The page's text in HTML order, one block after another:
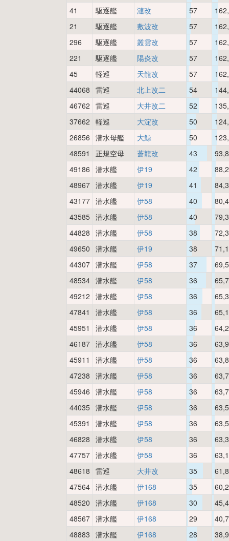
41
駆逐艦 漣改 57
21
駆逐艦 敷波改 57
296
駆逐艦 叢雲改 57
221
駆逐艦 陽炎改 57
45
軽巡 天龍改 57
44068 雷巡 北上改二 54
46762 雷巡 大井改二 52
37662 軽巡 大淀改 50
26856 潜水母艦 大鯨 50
48591
正規空母 蒼龍改 43
49186 潜水艦 伊19 42
48967 潜水艦 伊19 41
43177 潜水艦 伊58 40
43585 潜水艦 伊58 40
44828 潜水艦 伊58 38
49650 潜水艦 伊19 38
44307 潜水艦 伊58 37
48534 潜水艦 伊58 36
49212 潜水艦 伊58 36
47841
潜水艦 伊58 36
45951
潜水艦 伊58 36
46187 潜水艦 伊58 36
45911
潜水艦 伊58 36
47238 潜水艦 伊58 36
45946 潜水艦 伊58 36
44035 潜水艦 伊58 36
45391
潜水艦 伊58 36
46828 潜水艦 伊58 36
47757 潜水艦 伊58 36
48618 雷巡 大井改 35
47564 潜水艦 伊168 35
48520 潜水艦 伊168 30
48567 潜水艦 伊168 29
48883 潜水艦 伊168 28